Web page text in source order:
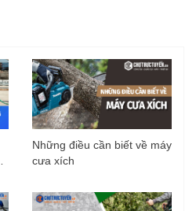
Những điều cần biết về máy
cưa xích